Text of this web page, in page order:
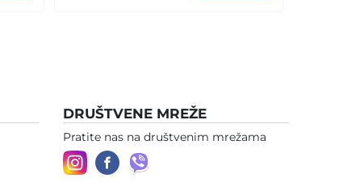
DRUŠTVENE MREŽE
Pratite nas na društvenim mrežama